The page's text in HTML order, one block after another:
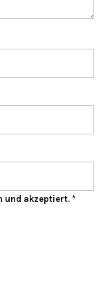
und akzeptiert.*